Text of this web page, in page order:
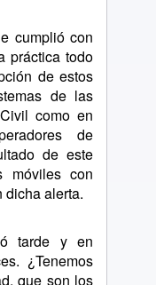
cumplió con
práctica todo
de estos
de las
como en
de
de este
móviles con
dicha alerta.
tarde y en
¿Tenemos
que son los